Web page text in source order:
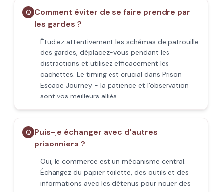
Q Comment éviter de se faire prendre par
les gardes ?
Étudiez attentivement les schémas de patrouille
des gardes, déplacez-vous pendant les
distractions et utilisez efficacement les
cachettes. Le timing est crucial dans Prison
Escape Journey - la patience et l'observation
sont vos meilleurs alliés.
Q Puis-je échanger avec d'autres
prisonniers ?
Oui, le commerce est un mécanisme central.
Échangez du papier toilette, des outils et des
informations avec les détenus pour nouer des